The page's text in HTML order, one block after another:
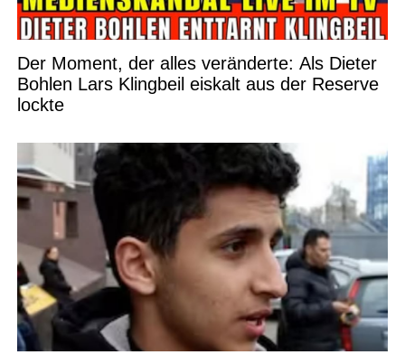
Der Moment, der alles veränderte: Als Dieter
Bohlen Lars Klingbeil eiskalt aus der Reserve
lockte